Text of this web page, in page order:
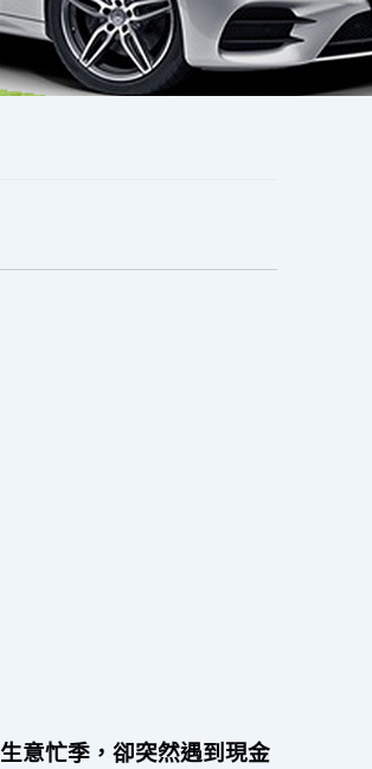
意忙季，卻突然遇到現金